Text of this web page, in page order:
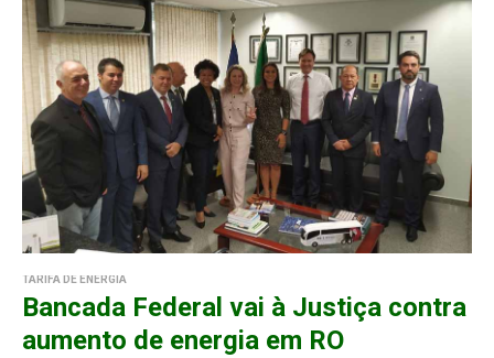
TARIFA DE ENERGIA
Bancada Federal vai à Justiça contra
aumento de energia em RO